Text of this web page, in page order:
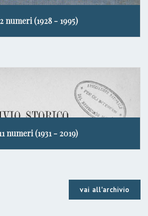
numeri (1928 - 1995)
numeri (1931 - 2019)
vai all'archivio